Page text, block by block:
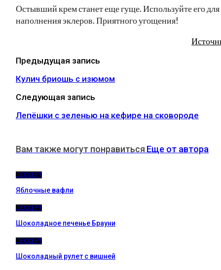
Остывший крем станет еще гуще. Используйте его для
наполнения эклеров. Приятного угощения!
Предыдущая запись
Кулич бриошь с изюмом
Следующая запись
Лепёшки с зеленью на кефире на сковороде
Вам также могут понравиться Еще от автора
ДЕССЕРТ
Яблочные вафли
ДЕССЕРТ
Шоколадное печенье Брауни
ДЕССЕРТ
Шоколадный рулет с вишней